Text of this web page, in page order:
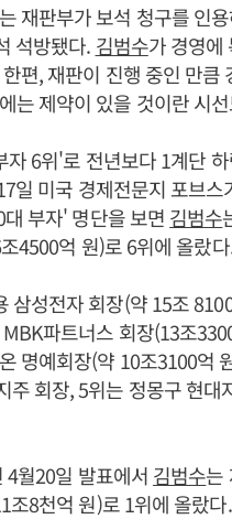
재판부가 보석 청구를 인
석방됐다. 김범수가 경영에
편, 재판이 진행 중인 만큼
는 제약이 있을 것이란 시
6위'로 전년보다 1계단
일 미국 경제전문지 포브
부자' 명단을 보면 김범수
4500억 원)로 6위에 올랐
삼성전자 회장(약 15조
파트너스 회장(13조
명예회장(약 10조3100억
주 회장, 5위는 정몽구 현대
4월20일 발표에서 김범수는
조8천억 원)로 1위에 올랐다.